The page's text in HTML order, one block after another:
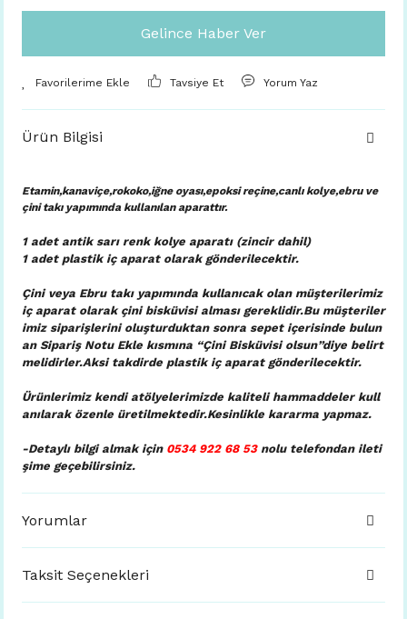
Gelince Haber Ver
Tavsiye Et Yorum Yaz
Ürün Bilgisi
Etamin,kanaviçe,rokoko,iğne oyası,epoksi reçine,canlı kolye,ebru ve
çini takı yapımında kullanılan aparattır.
1 adet antik sarı renk kolye aparatı (zincir dahil)
1 adet plastik iç aparat olarak gönderilecektir.
Çini veya Ebru takı yapımında kullanıcak olan müşterilerimiz
iç aparat olarak çini bisküvisi alması gereklidir.Bu müşteriler
imiz siparişlerini oluşturduktan sonra sepet içerisinde bulun
an Sipariş Notu Ekle kısmına “Çini Bisküvisi olsun”diye belirt
melidirler.Aksi takdirde plastik iç aparat gönderilecektir.
Ürünlerimiz kendi atölyelerimizde kaliteli hammaddeler kull
anılarak özenle üretilmektedir.Kesinlikle kararma yapmaz.
-Detaylı bilgi almak için 0534 922 68 53nolu telefondan ileti
şime geçebilirsiniz.
Yorumlar
Taksit Seçenekleri